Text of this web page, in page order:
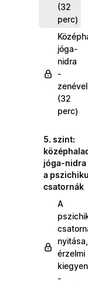
(32
perc)
jóga-
nidra
-
zenével
(32
perc)
5. szint:
jóga-nidra
a
csatornák
A
nyitása,
érzelmi
-